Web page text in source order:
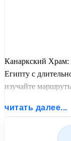
Канаркский Храм:
Египту с
изучайте
United Travel
читать далее...